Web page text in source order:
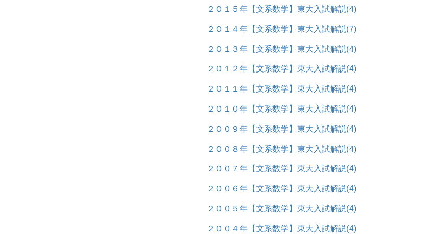
２０１５年【文系数学】東大入試解説(4)
２０１４年【文系数学】東大入試解説(7)
２０１３年【文系数学】東大入試解説(4)
２０１２年【文系数学】東大入試解説(4)
２０１１年【文系数学】東大入試解説(4)
２０１０年【文系数学】東大入試解説(4)
２００９年【文系数学】東大入試解説(4)
２００８年【文系数学】東大入試解説(4)
２００７年【文系数学】東大入試解説(4)
２００６年【文系数学】東大入試解説(4)
２００５年【文系数学】東大入試解説(4)
２００４年【文系数学】東大入試解説(4)